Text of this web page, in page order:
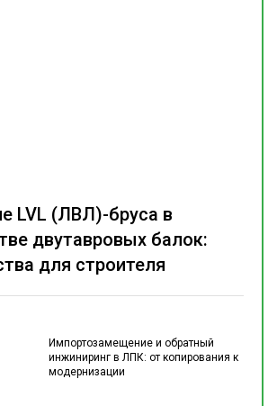
Импортозамещение и обратный
инжиниринг в ЛПК: от копирования к
модернизации
LVL (ЛВЛ)-бруса в
двутавровых балок:
для строителя